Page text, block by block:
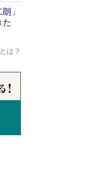
」
た
は？